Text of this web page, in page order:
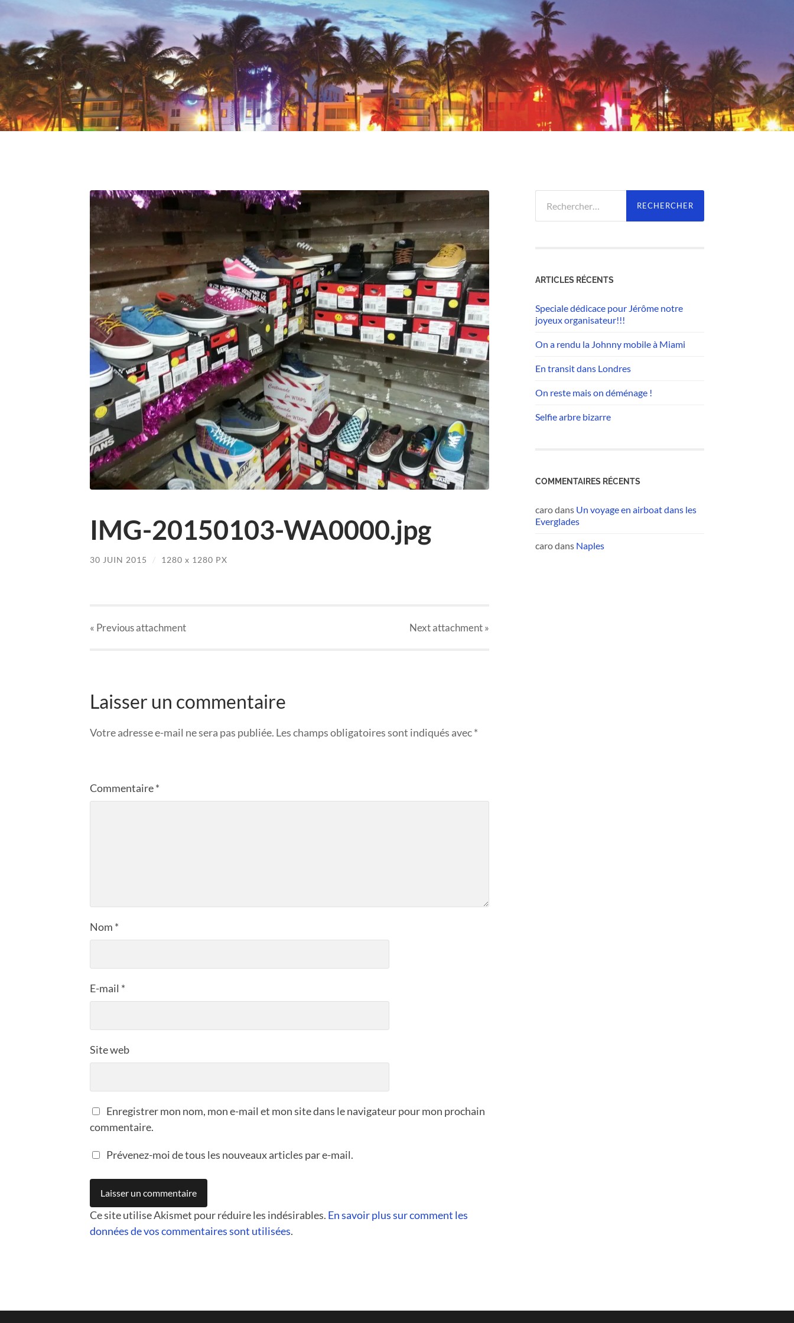
VeryBadTripInMiami
IMG-20150103-WA0000.jpg
30 JUIN 2015 / 1280 x 1280 PX
« Previousattachment Nextattachment»
Laisser un commentaire
Votre adresse e-mail ne sera pas publiée. Les champs obligatoires sont indiqués avec*
Commentaire*
Nom *
E-mail *
Site web
Enregistrer mon nom, mon e-mail et mon site dans le navigateur pour mon prochain
commentaire.
Prévenez-moi de tous les nouveaux articles par e-mail.
Ce site utilise Akismet pour réduire les indésirables. En savoir plus sur comment les
données de vos commentaires sont utilisées.
ARTICLES RÉCENTS
Speciale dédicace pour Jérôme notre
joyeux organisateur!!!
On a rendu la Johnny mobile à Miami
En transit dans Londres
On reste mais on déménage !
Selfie arbre bizarre
COMMENTAIRES RÉCENTS
carodans Un voyage en airboat dans les
Everglades
carodans Naples